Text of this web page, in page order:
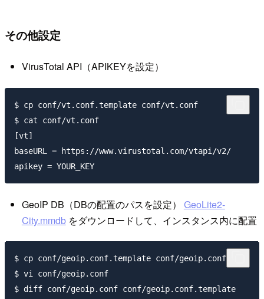
その他設定
VirusTotal API（APIKEYを設定）
$ cp conf/vt.conf.template conf/vt.conf
$ cat conf/vt.conf
[vt]
baseURL = https://www.virustotal.com/vtapi/v2/
GeoIP DB（DBの配置のパスを設定） GeoLite2-
City.mmdbをダウンロードして、インスタンス内に配置
$ cp conf/geoip.conf.template conf/geoip.conf
$ vi conf/geoip.conf
$ diff conf/geoip.conf conf/geoip.conf.template